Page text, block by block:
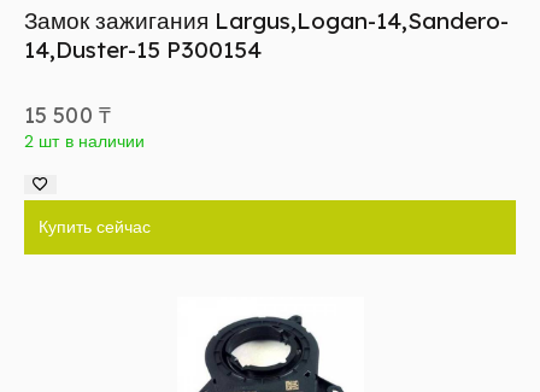
Замок зажигания Largus,Logan-14,Sandero-
14,Duster-15 P300154
15 500 ₸
2 шт в наличии
Купить сейчас